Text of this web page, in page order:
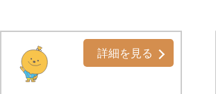
詳細を見る